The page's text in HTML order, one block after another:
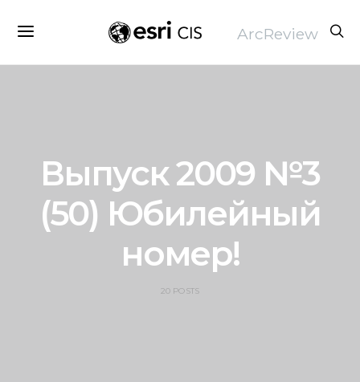
ArcReview
Выпуск 2009 №3
(50) Юбилейный
номер!
20 POSTS